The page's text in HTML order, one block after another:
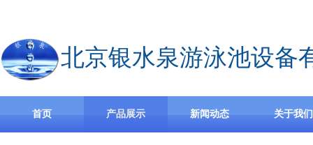
北京银水泉游泳池设备
首页 产品展示 新闻动态 关于我们